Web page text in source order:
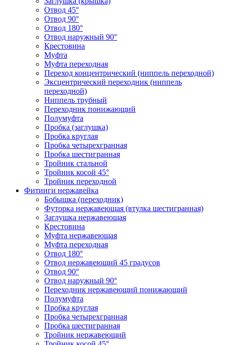
Отвод 45°
Отвод 90°
Отвод 180°
Отвод наружный 90°
Крестовина
Муфта
Муфта переходная
Переход концентрический (ниппель переходной)
Эксцентрический переходник (ниппель
переходной)
Ниппель трубный
Переходник понижающий
Полумуфта
Пробка (заглушка)
Пробка круглая
Пробка четырехгранная
Пробка шестигранная
Тройник стальной
Тройник косой 45°
Тройник переходной
Фитинги нержавейка
Бобышка (переходник)
Футорка нержавеющая (втулка шестигранная)
Заглушка нержавеющая
Крестовина
Муфта нержавеющая
Муфта переходная
Отвод 180°
Отвод нержавеющий 45 градусов
Отвод 90°
Отвод наружный 90°
Переходник нержавеющий понижающий
Полумуфта
Пробка круглая
Пробка четырехгранная
Пробка шестигранная
Тройник нержавеющий